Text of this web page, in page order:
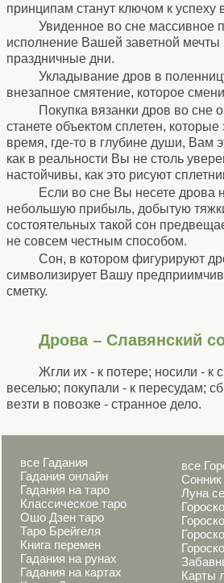
принципам станут ключом к
Увиденное во сне массивное
исполнение Вашей заветной
праздничные дни.
Укладывание дров в
внезапное смятение, которое
Покупка вязанки дров во сне
станете объектом сплетен,
время, где-то в глубине души, Вам
как в реальности Вы не столь
настойчивы, как это рисуют
Если во сне Вы несете дрова
небольшую прибыль, добытую
состоятельных такой сон
не совсем честным способом.
Сон, в котором фигурируют
символизирует Вашу
сметку.
Дрова – Славянский
Жгли их - к потере; носили - к
веселью; покупали - к пересудам;
везти в повозке - странное дело.
все Гадания
Гадания онлайн
Гадания на таро
Классическое таро
Ошо Дзен таро
Таро Брейгеля
Книга перемен
Гадания на рунах
Гадания на картах
все
Сонник
Луна
Карты